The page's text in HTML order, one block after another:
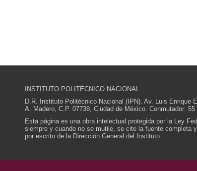
INSTITUTO POLITÉCNICO NACIONAL
D.R. Instituto Politécnico Nacional (IPN). Av. Luis Enrique
A. Madero, C.P. 07738, Ciudad de México. Conmutador:
Esta página es una obra intelectual protegida por la Ley
siempre y cuando no se mutile, se cite la fuente completa
por escrito de la Dirección General del Instituto.